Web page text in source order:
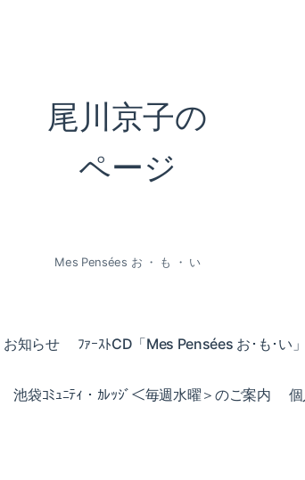
尾川京子の
ページ
Mes Pensées お ・ も ・ い
お知らせ ﾌｧｰｽﾄCD「Mes Pensées お･も･い」
池袋ｺﾐｭﾆﾃｨ・ｶﾚｯｼﾞ＜毎週水曜＞のご案内